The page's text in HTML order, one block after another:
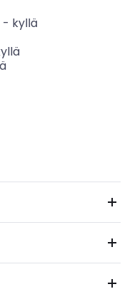
- kyllä